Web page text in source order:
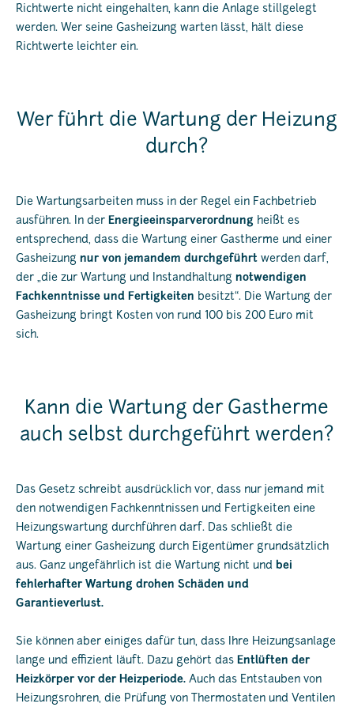
Richtwerte nicht eingehalten, kann die Anlage stillgelegt
werden. Wer seine Gasheizung warten lässt, hält diese
Richtwerte leichter ein.
Wer führt die Wartung der Heizung
durch?
Die Wartungsarbeiten muss in der Regel ein Fachbetrieb
ausführen. In der Energieeinsparverordnung heißt es
entsprechend, dass die Wartung einer Gastherme und einer
Gasheizung nur von jemandem durchgeführt werden darf,
der „die zur Wartung und Instandhaltung notwendigen
Fachkenntnisse und Fertigkeiten besitzt“. Die Wartung der
Gasheizung bringt Kosten von rund 100 bis 200 Euro mit
sich.
Kann die Wartung der Gastherme
auch selbst durchgeführt werden?
Das Gesetz schreibt ausdrücklich vor, dass nur jemand mit
den notwendigen Fachkenntnissen und Fertigkeiten eine
Heizungswartung durchführen darf. Das schließt die
Wartung einer Gasheizung durch Eigentümer grundsätzlich
aus. Ganz ungefährlich ist die Wartung nicht und bei
fehlerhafter Wartung drohen Schäden und
Garantieverlust.
Sie können aber einiges dafür tun, dass Ihre Heizungsanlage
lange und effizient läuft. Dazu gehört das Entlüften der
Heizkörper vor der Heizperiode. Auch das Entstauben von
Heizungsrohren, die Prüfung von Thermostaten und Ventilen